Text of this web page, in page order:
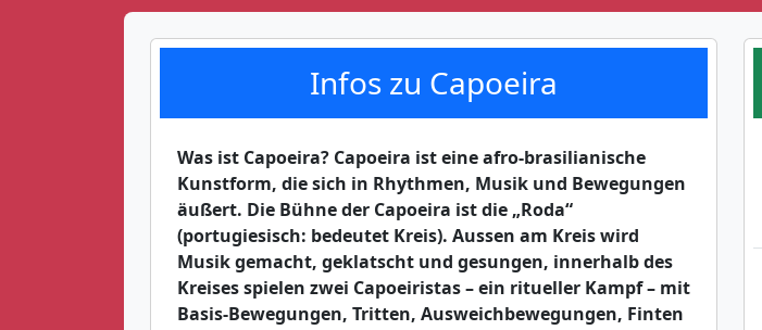
Infos zu Capoeira
Was ist Capoeira? Capoeira ist eine afro-brasilianische
Kunstform, die sich in Rhythmen, Musik und Bewegungen
äußert. Die Bühne der Capoeira ist die „Roda“
(portugiesisch: bedeutet Kreis). Aussen am Kreis wird
Musik gemacht, geklatscht und gesungen, innerhalb des
Kreises spielen zwei Capoeiristas – ein ritueller Kampf – mit
Basis-Bewegungen, Tritten, Ausweichbewegungen, Finten